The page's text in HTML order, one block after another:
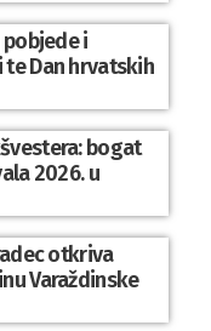
pobjede i
Dan hrvatskih
bogat
2026. u
otkriva
Varaždinske